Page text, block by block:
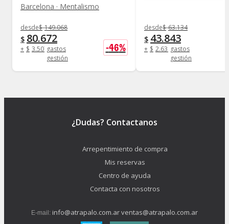
Barcelona · Mentalismo
desde$ 149.068
$ 80.672
+ $ 3.507 gastos
gestión
-46%
desde$ 63.134
$ 43.843
+ $ 2.630 gastos
gestión
¿Dudas? Contactanos
Arrepentimiento de compra
Mis reservas
Centro de ayuda
Contacta con nosotros
E-mail: info@atrapalo.com.arventas@atrapalo.com.ar